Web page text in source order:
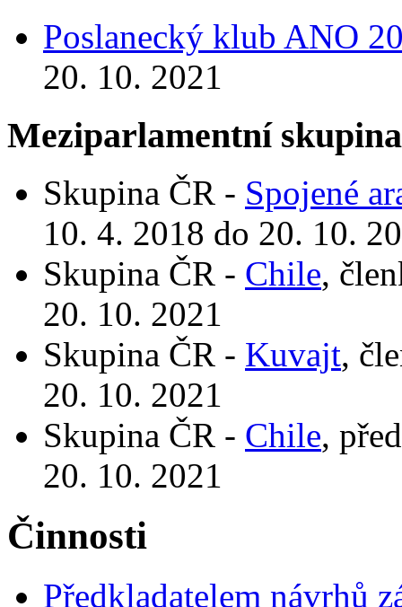
Poslanecký klub ANO
20. 10. 2021
Meziparlamentní
Skupina ČR - Spojené
10. 4. 2018 do 20. 10.
Skupina ČR - Chile,
20. 10. 2021
Skupina ČR - Kuvajt,
20. 10. 2021
Skupina ČR - Chile,
20. 10. 2021
Činnosti
Předkladatelem návrhů